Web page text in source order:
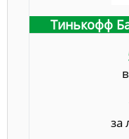
Тинькофф
за